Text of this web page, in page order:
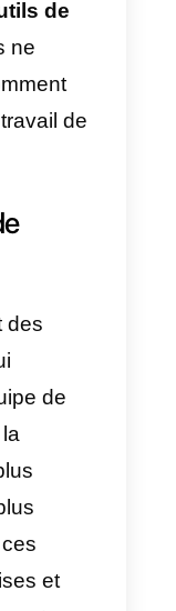
de
la
du
produit
des
des appels
gérer des
et enfin
produit ou